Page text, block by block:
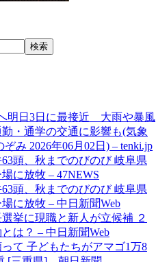
検索
明日3日に最接近 大雨や暴風
・通学の交通に影響も(気象
み 2026年06月02日) – tenki.jp
63頭、秋までのびのび 岐阜県
に放牧 – 47NEWS
63頭、秋までのびのび 岐阜県
に放牧 – 中日新聞Web
挙に現職と新人が立候補 ２
は？ – 中日新聞Web
て 子どもたちがアマゴ1万8